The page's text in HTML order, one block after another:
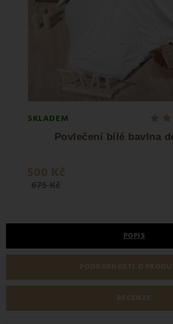
SKLADEM
Povlečení bílé bavlna
500 Kč
675 Kč
POPIS
PODROBNOSTI O
RECENZE